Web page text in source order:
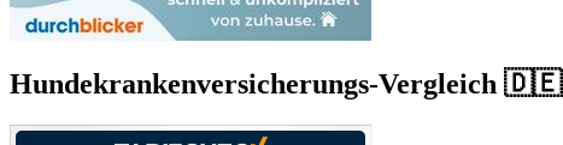
Hundekrankenversicherungs-Vergleich 🇩🇪